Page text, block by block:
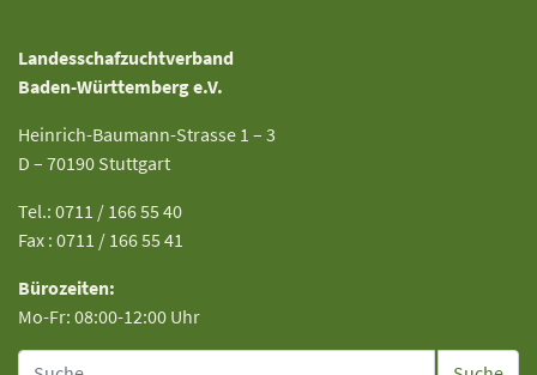
Landesschafzuchtverband
Baden-Württemberg e.V.
Heinrich-Baumann-Strasse 1 – 3
D – 70190 Stuttgart
Tel.: 0711 / 166 55 40
Fax : 0711 / 166 55 41
Bürozeiten:
Mo-Fr: 08:00-12:00 Uhr
Suche